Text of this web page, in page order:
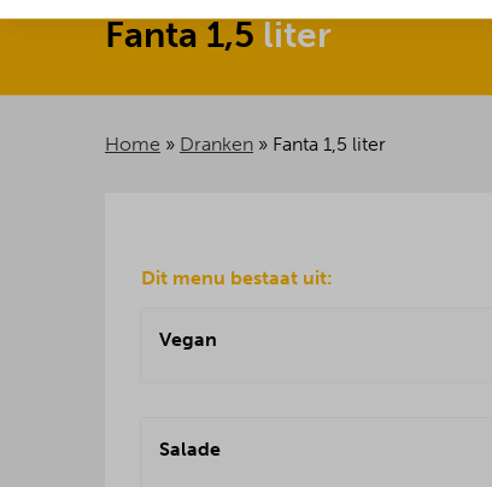
Fanta 1,5 liter
Home » Dranken » Fanta 1,5 liter
Dit menu bestaat uit:
Vegan
Salade